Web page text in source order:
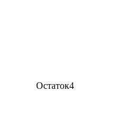
Остаток4